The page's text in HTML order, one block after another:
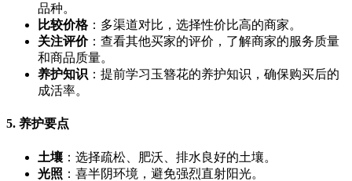
品种。
比较价格：多渠道对比，选择性价比高的商家。
关注评价：查看其他买家的评价，了解商家的服务质量
和商品质量。
养护知识 ：提前学习玉簪花的养护知识，确保购买后的
成活率。
5. 养护要点
土壤 ：选择疏松、肥沃、排水良好的土壤。
光照 ：喜半阴环境，避免强烈直射阳光。